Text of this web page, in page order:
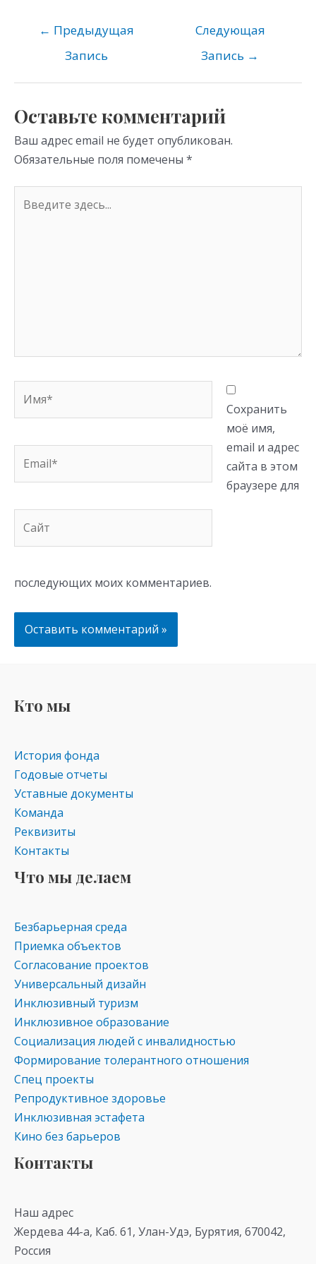
o
kl
as
ni
ki
gr
a
m p
← Предыдущая
Запись
Следующая
Запись →
Оставьте комментарий
Ваш адрес email не будет опубликован.
Обязательные поля помечены *
здесь...
Сохранить
моё имя,
email и адрес
сайта в этом
браузере для
последующих моих комментариев.
Кто мы
История фонда
Годовые отчеты
Уставные документы
Команда
Реквизиты
Контакты
Что мы делаем
Безбарьерная среда
Приемка объектов
Согласование проектов
Универсальный дизайн
Инклюзивный туризм
Инклюзивное образование
Социализация людей с инвалидностью
Формирование толерантного отношения
Спец проекты
Репродуктивное здоровье
Инклюзивная эстафета
Кино без барьеров
Контакты
Наш адрес
Жердева 44-а, Каб. 61, Улан-Удэ, Бурятия, 670042,
Россия